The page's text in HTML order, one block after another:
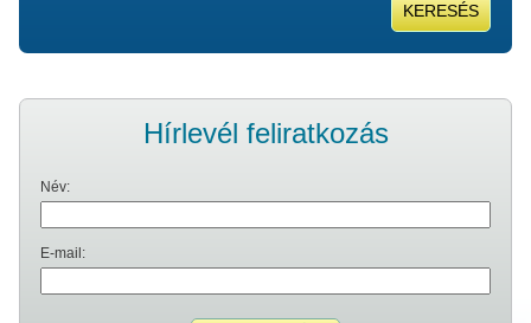
KERESÉS
Hírlevél feliratkozás
Név:
E-mail: